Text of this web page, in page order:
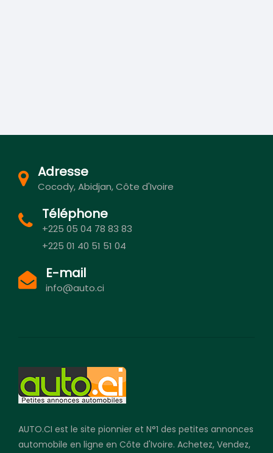
Adresse
Cocody, Abidjan, Côte d'Ivoire
Téléphone
+225 05 04 78 83 83
+225 01 40 51 51 04
E-mail
info@auto.ci
AUTO.CI est le site pionnier et N°1 des petites annonces
automobile en ligne en Côte d'Ivoire. Achetez, Vendez,